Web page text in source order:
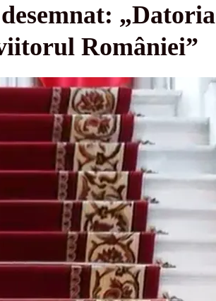
„Datoria
României”